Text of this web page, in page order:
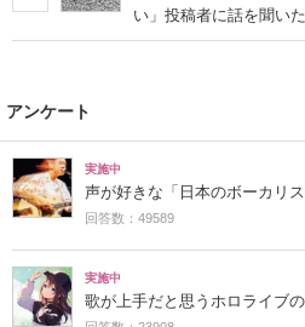
い」投稿者に話を聞いた
アンケート
実施中
声が好きな「日本のボーカリ
回答数：49589
実施中
歌が上手だと思うホロライブ